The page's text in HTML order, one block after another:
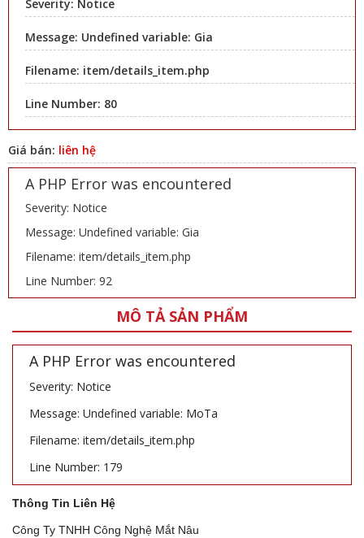
Severity: Notice
Message: Undefined variable: Gia
Filename: item/details_item.php
Line Number: 80
Giá bán: liên hệ
A PHP Error was encountered
Severity: Notice
Message: Undefined variable: Gia
Filename: item/details_item.php
Line Number: 92
MÔ TẢ SẢN PHẨM
A PHP Error was encountered
Severity: Notice
Message: Undefined variable: MoTa
Filename: item/details_item.php
Line Number: 179
Thông Tin Liên Hệ
Công Ty TNHH Công Nghệ Mắt Nâu